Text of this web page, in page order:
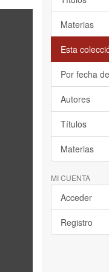
Materias
Esta
Por fecha
Autores
Títulos
Materias
MI CUENTA
Acceder
Registro